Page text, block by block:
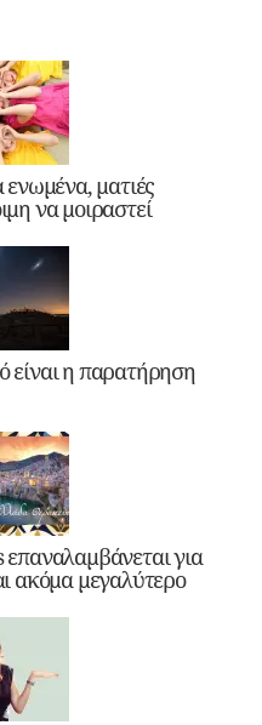
ενωμένα, ματιές
να μοιραστεί
είναι η παρατήρηση
για
ακόμα μεγαλύτερο